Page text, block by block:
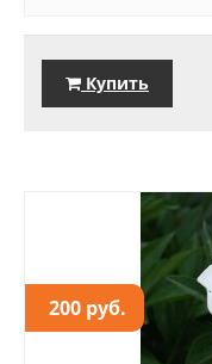
Купить
200 руб.